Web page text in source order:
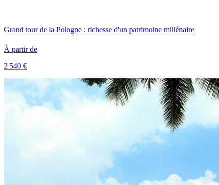
Grand tour de la Pologne : richesse d'un patrimoine millénaire
À partir de
2 540 €
Voir le voyage